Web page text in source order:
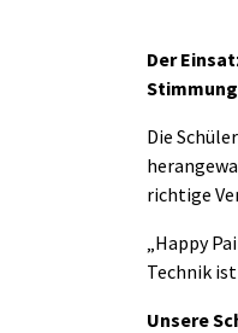
Der
Die
richtige
„Happy
Technik
Unsere